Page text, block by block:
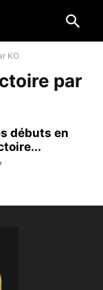
KO
par
débuts en